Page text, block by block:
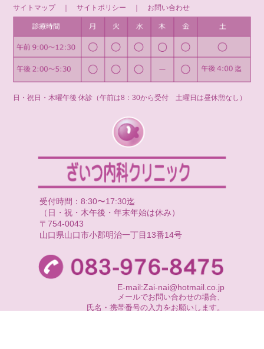
サイトマップ｜サイトポリシー お問い合わせ
日・祝日・木曜午後 休診（午前は8：30から受付 土曜日は昼休憩なし）
受付時間：8:30〜17:30迄
（日・祝・木午後・年末年始は休み）
〒754-0043
山口県山口市小郡明治一丁目13番14号
E-mail:Zai-nai@hotmail.co.jp
メールでお問い合わせの場合、
氏名・携帯番号の入力をお願いします。